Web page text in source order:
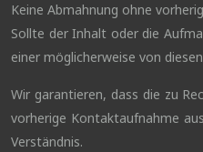
Keine Abmahnung ohne
Sollte der Inhalt oder die
einer möglicherweise von
Wir garantieren, dass die zu
vorherige Kontaktaufnahme
Verständnis.